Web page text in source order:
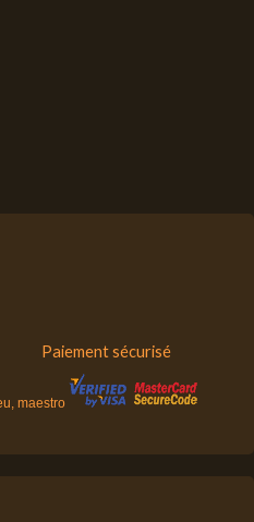
Paiement sécurisé
maestro